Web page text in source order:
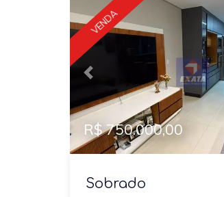
Previous
VENDA
R$ 750.000,00
Sobrado